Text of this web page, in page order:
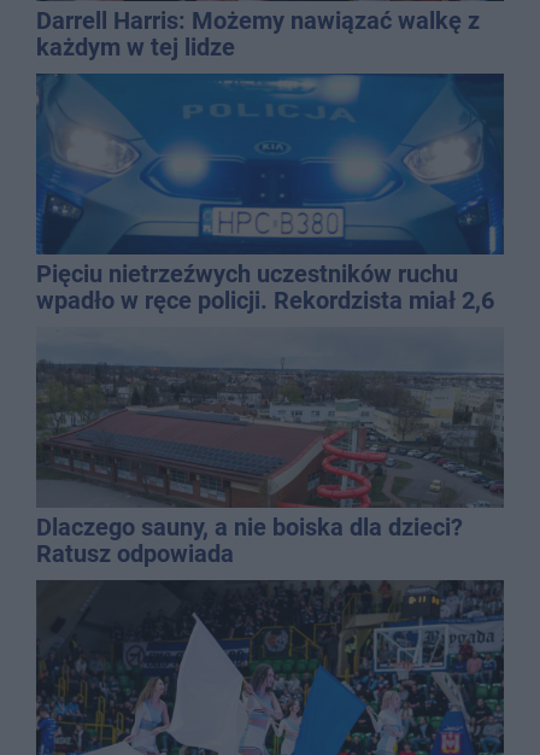
Darrell Harris: Możemy nawiązać walkę z
każdym w tej lidze
Pięciu nietrzeźwych uczestników ruchu
wpadło w ręce policji. Rekordzista miał 2,6
Dlaczego sauny, a nie boiska dla dzieci?
Ratusz odpowiada